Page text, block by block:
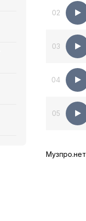
02
03
04
05
Музпро.нет